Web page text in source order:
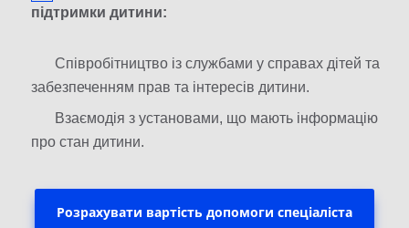
підтримки дитини:
Співробітництво із службами у справах дітей та
забезпеченням прав та інтересів дитини.
Взаємодія з установами, що мають інформацію
про стан дитини.
Розрахувати вартість допомоги спеціаліста